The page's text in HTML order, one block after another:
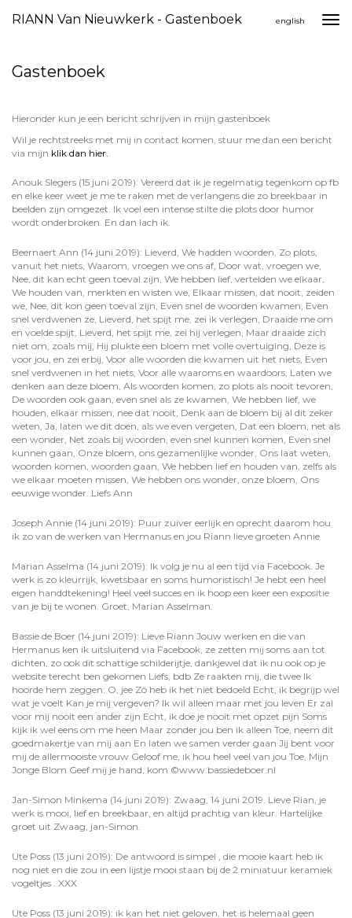
RIANN Van Nieuwkerk - Gastenboek english
Gastenboek
Hieronder kun je een bericht schrijven in mijn gastenboek
Wil je rechtstreeks met mij in contact komen, stuur me dan een bericht
via mijn klik dan hier.
Anouk Slegers (15 juni 2019): Vereerd dat ik je regelmatig tegenkom op fb
en elke keer weet je me te raken met de verlangens die zo breekbaar in
beelden zijn omgezet. Ik voel een intense stilte die plots door humor
wordt onderbroken. En dan lach ik.
Beernaert Ann (14 juni 2019): Lieverd, We hadden woorden, Zo plots,
vanuit het niets, Waarom, vroegen we ons af, Door wat, vroegen we,
Nee, dit kan echt geen toeval zijn, We hebben lief, vertelden we elkaar,
We houden van, merkten en wisten we, Elkaar missen, dat nooit, zeiden
we, Nee, dit kon geen toeval zijn, Even snel de woorden kwamen, Even
snel verdwenen ze, Lieverd, het spijt me, zei ik verlegen, Draaide me om
en voelde spijt, Lieverd, het spijt me, zei hij verlegen, Maar draaide zich
niet om, zoals mij, Hij plukte een bloem met volle overtuiging, Deze is
voor jou, en zei erbij, Voor alle woorden die kwamen uit het niets, Even
snel verdwenen in het niets, Voor alle waaroms en waardoors, Laten we
denken aan deze bloem, Als woorden komen, zo plots als nooit tevoren,
De woorden ook gaan, even snel als ze kwamen, We hebben lief, we
houden, elkaar missen, nee dat nooit, Denk aan de bloem bij al dit zeker
weten, Ja, laten we dit doen, als we even vergeten, Dat een bloem, net als
een wonder, Net zoals bij woorden, even snel kunnen komen, Even snel
kunnen gaan, Onze bloem, ons gezamenlijke wonder, Ons laat weten,
woorden komen, woorden gaan, We hebben lief en houden van, zelfs als
we elkaar moeten missen, We hebben ons wonder, onze bloem, Ons
eeuwige wonder. Liefs Ann
Joseph Annie (14 juni 2019): Puur zuiver eerlijk en oprecht daarom hou
ik zo van de werken van Hermanus en jou Riann lieve groeten Annie
Marian Asselma (14 juni 2019): Ik volg je nu al een tijd via Facebook. Je
werk is zo kleurrijk, kwetsbaar en soms humoristisch! Je hebt een heel
eigen handdtekening! Heel veel succes en ik hoop een keer een expositie
van je bij te wonen. Groet, Marian Asselman.
Bassie de Boer (14 juni 2019): Lieve Riann Jouw werken en die van
Hermanus ken ik uitsluitend via Facebook, ze zetten mij soms aan tot
dichten, zo ook dit schattige schilderijtje, dankjewel dat ik nu ook op je
website terecht ben gekomen Liefs, bdb Ze raakten mij, die twee Ik
hoorde hem zeggen: O, jee Zó heb ik het niet bedoeld Echt, ik begrijp wel
wat je voelt Kan je mij vergeven? Ik wil alleen maar met jou leven Er zal
voor mij nooit een ander zijn Echt, ik doe je nooit met opzet pijn Soms
kijk ik wel eens om me heen Maar zonder jou ben ik alleen Toe, neem dit
goedmakertje van mij aan En laten we samen verder gaan Jij bent voor
mij de allermooiste vrouw Geloof me, ik hou heel veel van jou Toe, Mijn
Jonge Blom Geef mij je hand, kom ©️www.bassiedeboer.nl
Jan-Simon Minkema (14 juni 2019): Zwaag, 14 juni 2019. Lieve Rian, je
werk is mooi, lief en breekbaar, en altijd prachtig van kleur. Hartelijke
groet uit Zwaag, jan-Simon.
Ute Poss (13 juni 2019): De antwoord is simpel , die mooie kaart heb ik
nog niet en die zou in een lijstje mooi staan bij de 2 miniatuur keramiek
vogeltjes . XXX
Ute Poss (13 juni 2019): ik kan het niet geloven, het is helemaal geen